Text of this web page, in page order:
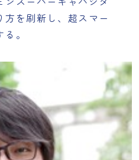
を刷新し、超スマー
。